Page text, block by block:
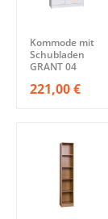
Kommode mit
Schubladen
GRANT 04
221,00 €